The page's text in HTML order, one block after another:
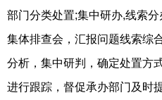
部门分类处置;集中研办,线索
集体排查会，汇报问题线索综
分析，集中研判，确定处置方
进行跟踪，督促承办部门及时